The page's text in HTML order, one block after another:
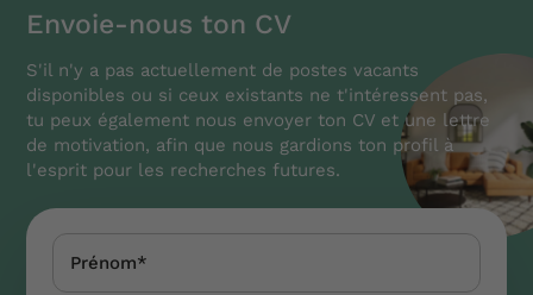
Envoie-nous ton CV
S'il n'y a pas actuellement de postes vacants
disponibles ou si ceux existants ne t'intéressent pas,
tu peux également nous envoyer ton CV et une lettre
de motivation, afin que nous gardions ton profil à
l'esprit pour les recherches futures.